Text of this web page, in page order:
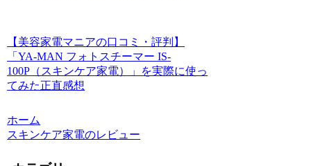
【美容家電マニアの口コミ・評判】
「YA-MAN フォトスチーマー IS-
100P（スキンケア家電）」を実際に使っ
てみた正直感想
ホーム
スキンケア家電のレビュー